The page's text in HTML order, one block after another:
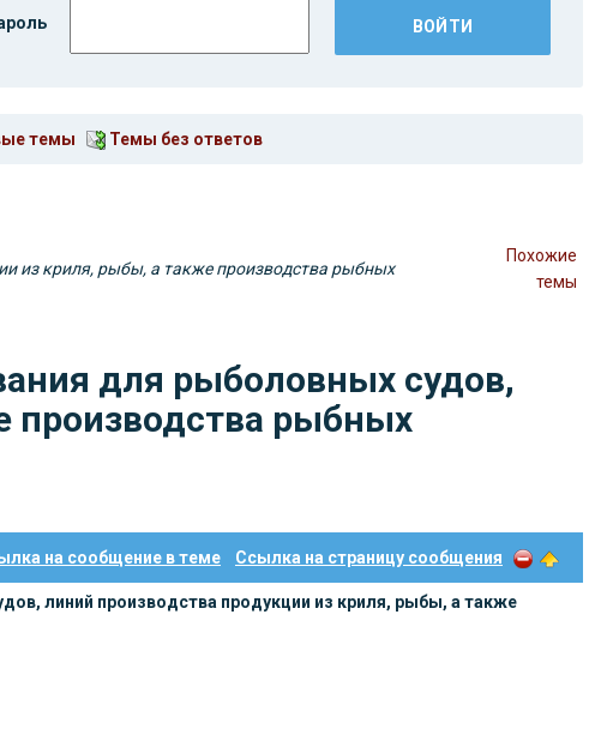
темы Темы без ответов
из криля, рыбы, а также производства рыбных
Похожие
темы
для рыболовных судов,
производства рыбных
на сообщение в теме Ссылка на страницу сообщения
линий производства продукции из криля, рыбы, а также